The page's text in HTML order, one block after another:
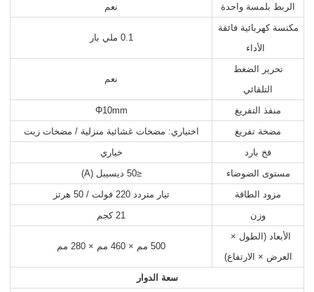
الربط بلمسة واحدة
نعم
مكنسة كهربائية فائقة
الأداء
0.1 ملي بار
تحرير الضغط
التلقائي
نعم
منفذ التفريغ
Φ10mm
مضخة تفريغ
اختياري: مضخات غشائية منزلية / مضخات زيت
فخ بارد
خياري
مستوى الضوضاء
≤50 ديسيبل (A)
مزود الطاقة
تيار متردد 220 فولت / 50 هرتز
وزن
21 كجم
الأبعاد (الطول ×
العرض × الارتفاع)
500 مم × 460 مم × 280 مم
سعة الدوار